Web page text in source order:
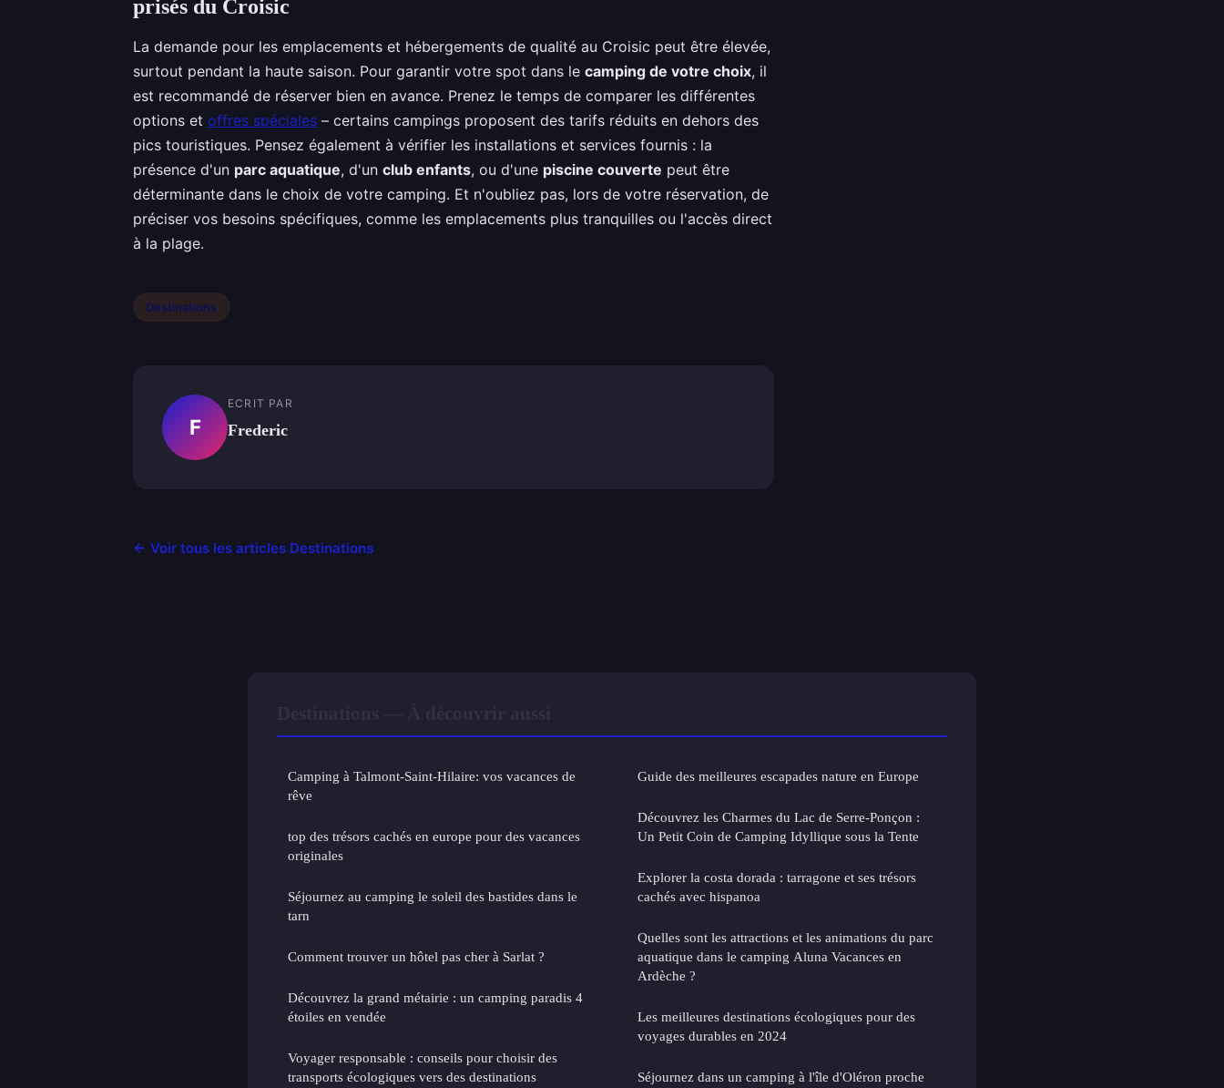
prisés du Croisic
La demande pour les emplacements et hébergements de qualité au Croisic peut être élevée,
surtout pendant la haute saison. Pour garantir votre spot dans le camping de votre choix, il
est recommandé de réserver bien en avance. Prenez le temps de comparer les différentes
options et offres spéciales – certains campings proposent des tarifs réduits en dehors des
pics touristiques. Pensez également à vérifier les installations et services fournis : la
présence d'un parc aquatique, d'un club enfants, ou d'une piscine couverte peut être
déterminante dans le choix de votre camping. Et n'oubliez pas, lors de votre réservation, de
préciser vos besoins spécifiques, comme les emplacements plus tranquilles ou l'accès direct
à la plage.
Destinations
F
ECRIT PAR
Frederic
← Voir tous les articles Destinations
Camping à Talmont-Saint-Hilaire: vos vacances de
rêve
top des trésors cachés en europe pour des vacances
originales
Séjournez au camping le soleil des bastides dans le
tarn
Comment trouver un hôtel pas cher à Sarlat ?
Découvrez la grand métairie : un camping paradis 4
étoiles en vendée
Voyager responsable : conseils pour choisir des
transports écologiques vers des destinations
Guide des meilleures escapades nature en Europe
Découvrez les Charmes du Lac de Serre-Ponçon :
Un Petit Coin de Camping Idyllique sous la Tente
Explorer la costa dorada : tarragone et ses trésors
cachés avec hispanoa
Quelles sont les attractions et les animations du parc
aquatique dans le camping Aluna Vacances en
Ardèche ?
Les meilleures destinations écologiques pour des
voyages durables en 2024
Séjournez dans un camping à l'île d'Oléron proche